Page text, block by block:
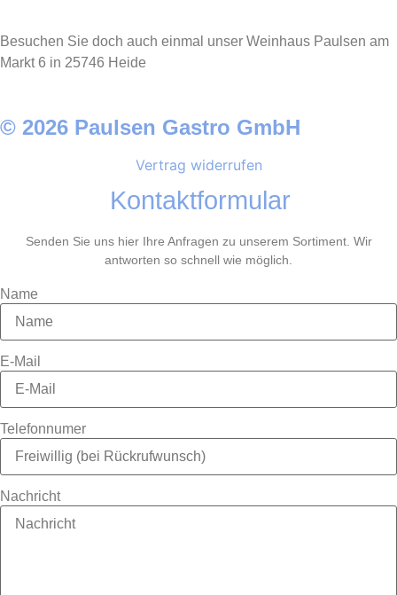
Besuchen Sie doch auch einmal unser Weinhaus Paulsen am
Markt 6 in 25746 Heide
© 2026 Paulsen Gastro GmbH
Vertrag widerrufen
Kontaktformular
Senden Sie uns hier Ihre Anfragen zu unserem Sortiment. Wir
antworten so schnell wie möglich.
Name
E-Mail
Telefonnumer
Nachricht